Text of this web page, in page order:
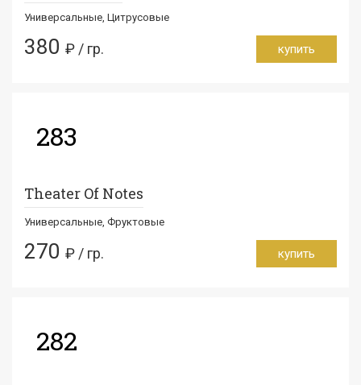
Универсальные, Цитрусовые
380 ₽ / гр. купить
283
Theater Of Notes
Универсальные, Фруктовые
270 ₽ / гр. купить
282